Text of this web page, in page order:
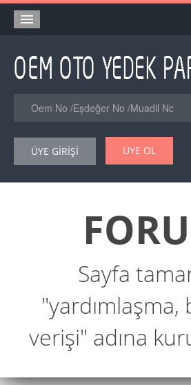
Orjinal Yedek Parça
Eşdeğer Muadil Yedek Parça
Şase Numarası VIN Yedekparça
Hakkımızda
ÜYE GİRİŞİ ÜYE OL
Sayfa
"yardımlaşma,
verişi" adına